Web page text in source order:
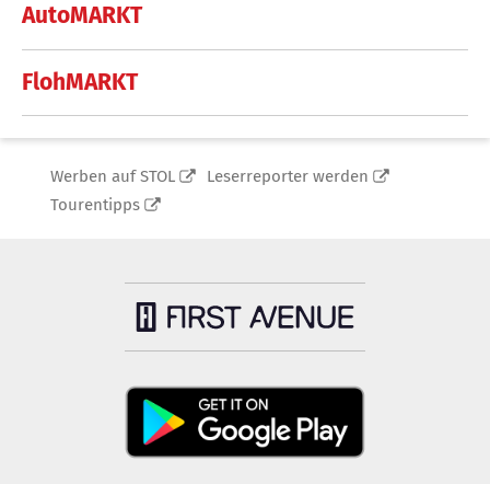
AutoMARKT
FlohMARKT
Werben auf STOL
Leserreporter werden
Tourentipps